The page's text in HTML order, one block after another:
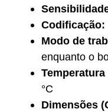
Codificação:
Modo de
enquanto o
°C
Dimensões